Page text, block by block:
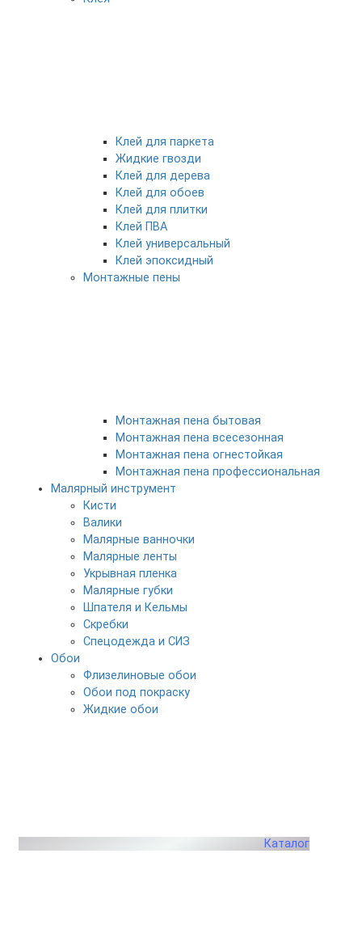
Клей для паркета
Жидкие гвозди
Клей для дерева
Клей для обоев
Клей для плитки
Клей ПВА
Клей универсальный
Клей эпоксидный
Монтажные пены
Монтажная пена бытовая
Монтажная пена всесезонная
Монтажная пена огнестойкая
Монтажная пена профессиональная
Малярный инструмент
Кисти
Валики
Малярные ванночки
Малярные ленты
Укрывная пленка
Малярные губки
Шпателя и Кельмы
Скребки
Спецодежда и СИЗ
Обои
Флизелиновые обои
Обои под покраску
Жидкие обои
Каталог